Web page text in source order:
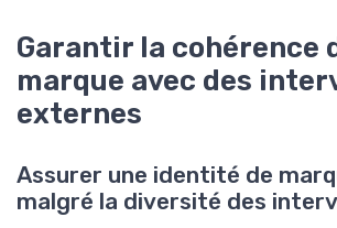
Garantir la cohérence
marque avec des
externes
Assurer une identité de
malgré la diversité des